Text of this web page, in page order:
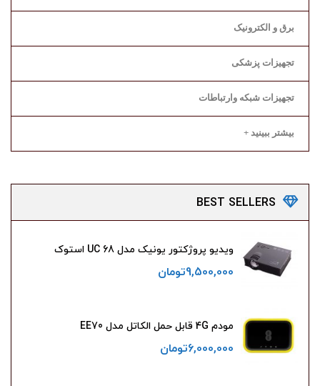
برق و الکترونیک
تجهیزات پزشکی
تجهیزات شبکه وارتباطات
بیشتر ببینید +
BEST SELLERS
ویدیو پروژکتور یونیک مدل UC 68 استوک
9,500,000تومان
مودم 4G قابل حمل الکاتل مدل EE70
6,000,000تومان